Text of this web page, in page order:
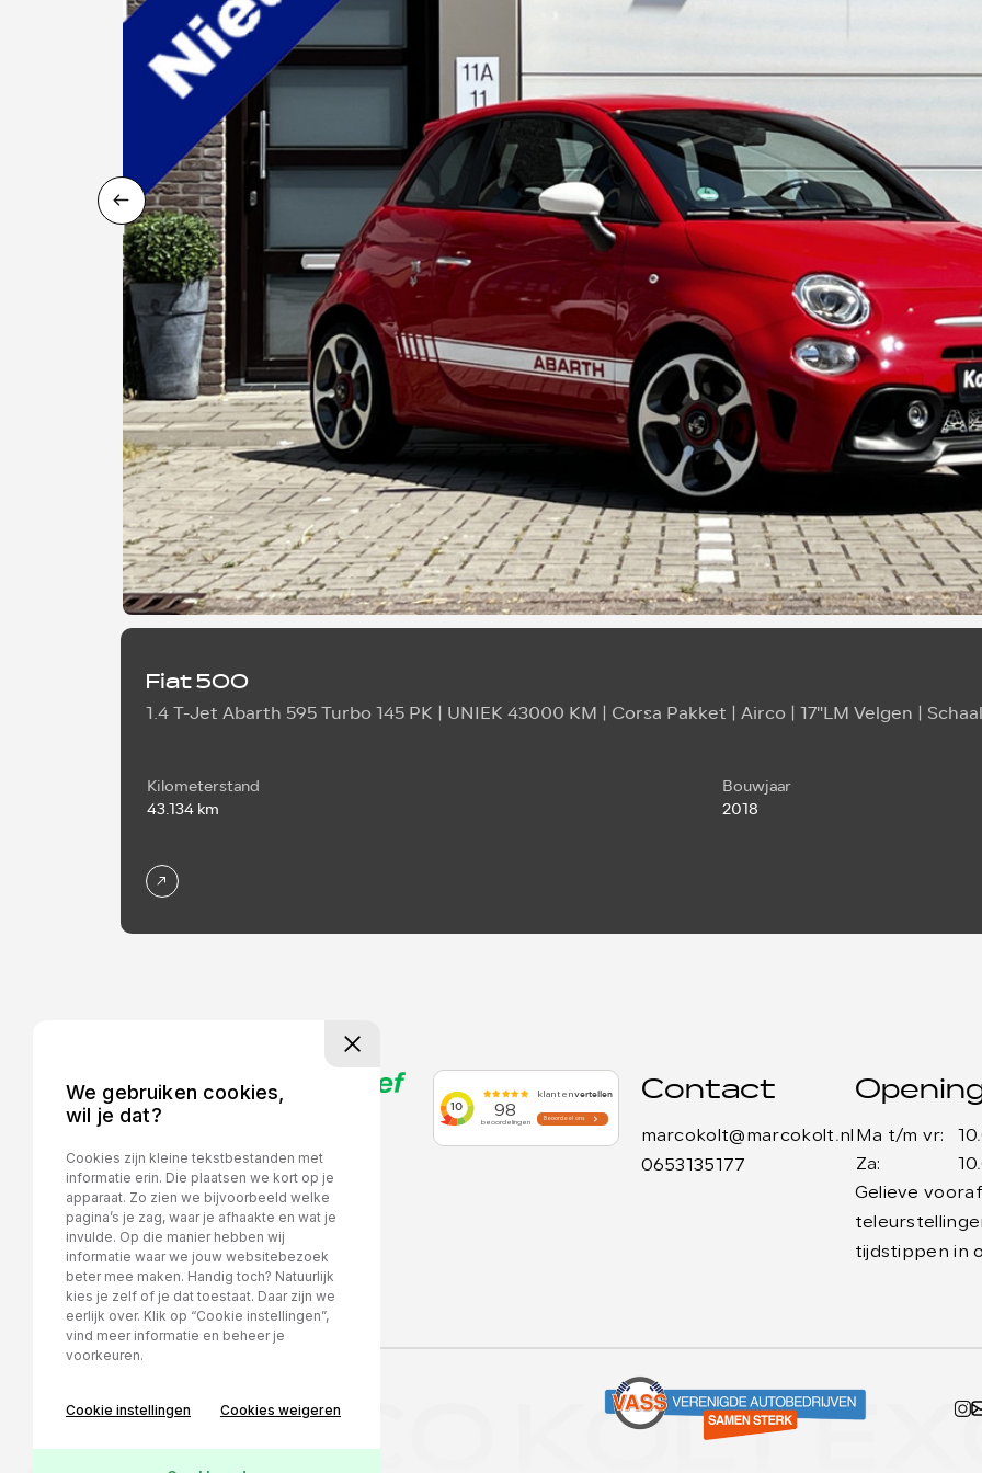
Fiat 500
1.4 T-Jet Abarth 595 Turbo 145 PK | UNIEK 43000 KM | Corsa Pakket | Airco | 17"LM Velgen |
Kilometerstand
43.134 km
Bouwjaar
2018
CONTACT
Contact
marcokolt@marcokolt.nl
0653135177
Ma t/m vr:
Za:
Gelieve
tijdstippen in
Privacy policy
MARCO KOLT
We gebruiken cookies,
wil je dat?
Cookies zijn kleine tekstbestanden met
informatie erin. Die plaatsen we kort op je
apparaat. Zo zien we bijvoorbeeld welke
pagina’s je zag, waar je afhaakte en wat je
invulde. Op die manier hebben wij
informatie waar we jouw websitebezoek
beter mee maken. Handig toch? Natuurlijk
kies je zelf of je dat toestaat. Daar zijn we
eerlijk over. Klik op “Cookie instellingen”,
vind meer informatie en beheer je
voorkeuren.
Cookie instellingen Cookies weigeren